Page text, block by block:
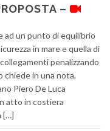
–
ad un punto di equilibrio
in mare e quella di
penalizzando
chiede in una nota,
Piero De Luca
atto in costiera
[…]